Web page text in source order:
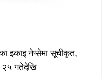
इकाइ नेप्सेमा सूचीकृत,
२५ गतेदेखि